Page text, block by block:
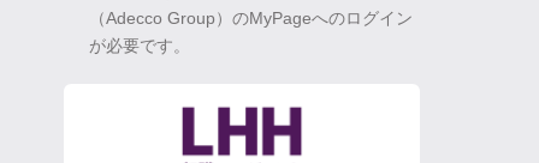
（Adecco Group）のMyPageへのログイン
が必要です。